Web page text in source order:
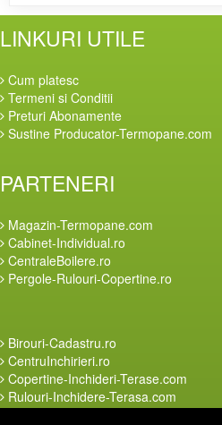
LINKURI UTILE
Cum platesc
Termeni si Conditii
Preturi Abonamente
Sustine Producator-Termopane.com
PARTENERI
Magazin-Termopane.com
Cabinet-Individual.ro
CentraleBoilere.ro
Pergole-Rulouri-Copertine.ro
Birouri-Cadastru.ro
CentruInchirieri.ro
Copertine-Inchideri-Terase.com
Rulouri-Inchidere-Terasa.com